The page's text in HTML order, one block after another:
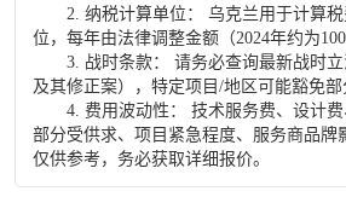
2. 纳税计算单位： 乌克兰用于计算税
位，每年由法律调整金额（2024年约为100
3. 战时条款： 请务必查询最新战时立
及其修正案），特定项目/地区可能豁免部
4. 费用波动性： 技术服务费、设计费
部分受供求、项目紧急程度、服务商品牌
仅供参考，务必获取详细报价。